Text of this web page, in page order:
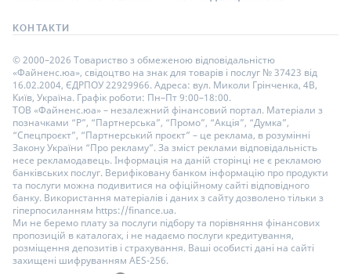
КОНТАКТИ
© 2000–2026 Товариство з обмеженою відповідальністю
«Файненс.юа», свідоцтво на знак для товарів і послуг № 37423 від
16.02.2004, ЄДРПОУ 22929966. Адреса: вул. Миколи Грінченка, 4В,
Київ, Україна. Графік роботи: Пн–Пт 9:00–18:00.
ТОВ «Файненс.юа» – незалежний фінансовий портал. Матеріали з
позначками “Р”, “Партнерська”, “Промо”, “Акція”, “Думка”,
“Спецпроєкт”, “Партнерський проєкт” – це реклама, в розумінні
Закону України “Про рекламу”. За зміст реклами відповідальність
несе рекламодавець. Інформація на даній сторінці не є рекламою
банківських послуг. Верифіковану банком інформацію про продукти
та послуги можна подивитися на офіційному сайті відповідного
банку. Використання матеріалів і даних з сайту дозволено тільки з
гіперпосиланням https://finance.ua.
Ми не беремо плату за послуги підбору та порівняння фінансових
пропозицій в каталогах, і не надаємо послуги кредитування,
розміщення депозитів і страхування. Ваші особисті дані на сайті
захищені шифруванням AES-256.